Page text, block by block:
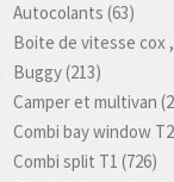
Autocolants (63)
Boite de vitesse cox
Buggy(213)
Camper et multivan
Combi bay window T2
Combi split T1 (726)